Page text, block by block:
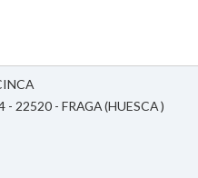
22520 - FRAGA (HUESCA )